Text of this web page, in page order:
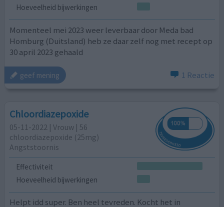
Hoeveelheid bijwerkingen
Momenteel mei 2023 weer leverbaar door Meda bad
Homburg (Duitsland) heb ze daar zelf nog met recept op
30 april 2023 gehaald
geef mening 1 Reactie
Chloordiazepoxide
05-11-2022 | Vrouw | 56
chloordiazepoxide (25mg)
Angststoornis
Effectiviteit
Hoeveelheid bijwerkingen
Helpt idd super. Ben heel tevreden. Kocht het in